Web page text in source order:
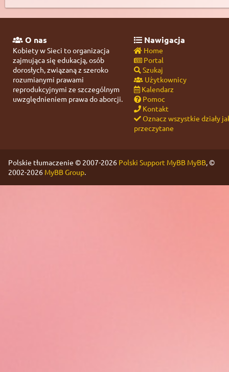
O nas
Kobiety w Sieci to organizacja
zajmująca się edukacją, osób
dorosłych, związaną z szeroko
rozumianymi prawami
reprodukcyjnymi ze szczególnym
uwzględnieniem prawa do aborcji.
Nawigacja
Home
Portal
Szukaj
Użytkownicy
Kalendarz
Pomoc
Kontakt
Oznacz wszystkie działy
przeczytane
Polskie tłumaczenie © 2007-2026 Polski Support MyBB MyBB, ©
2002-2026 MyBB Group.